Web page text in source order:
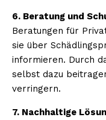
6. Beratung und
Beratungen für
sie über
informieren. Durch
selbst dazu
verringern.
7. Nachhaltige